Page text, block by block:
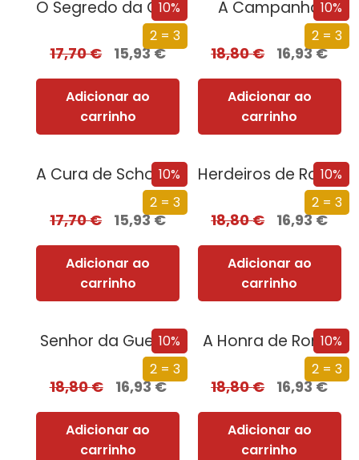
10%
2 = 3
O Segredo da Ordem de Cristo
17,70€ 15,93€
Adicionar ao
carrinho
10%
2 = 3
A Campanha
18,80€ 16,93€
Adicionar ao
carrinho
10%
2 = 3
A Cura de Schopenhauer [Nova Edição]
17,70€ 15,93€
Adicionar ao
carrinho
10%
2 = 3
Herdeiros de Roma
18,80€ 16,93€
Adicionar ao
carrinho
10%
2 = 3
Senhor da Guerra
18,80€ 16,93€
Adicionar ao
carrinho
10%
2 = 3
A Honra de Roma
18,80€ 16,93€
Adicionar ao
carrinho